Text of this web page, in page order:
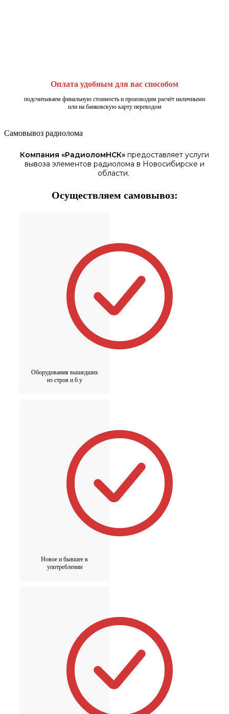
Оплата удобным для вас способом
подсчитываем финальную стоимость и производим расчёт наличными
или на банковскую карту переводом
Самовывоз радиолома
Компания «РадиоломНСК» предоставляет услуги
вывоза элементов радиолома в Новосибирске и
области.
Осуществляем самовывоз:
Оборудования вышедших
из строя и б.у
Новое и бывшее в
употреблении